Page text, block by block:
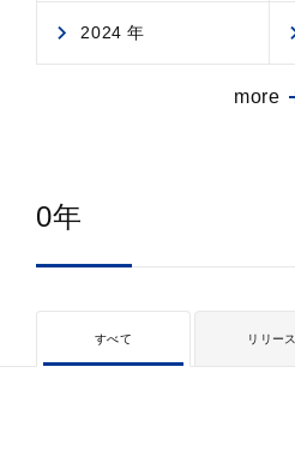
2024 年
more
0年
すべて リリース